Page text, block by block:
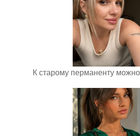
К старому перманенту